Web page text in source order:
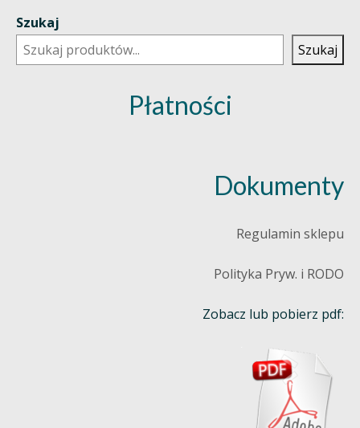
Szukaj
Szukaj
Płatności
Dokumenty
Regulamin sklepu
Polityka Pryw. i RODO
Zobacz lub pobierz pdf: